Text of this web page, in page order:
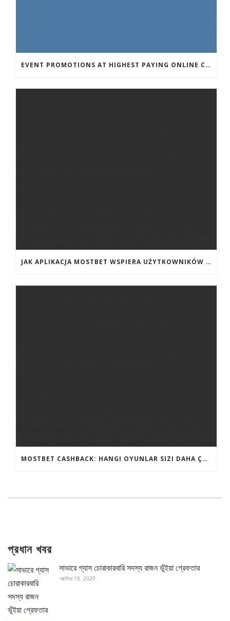
EVENT PROMOTIONS AT HIGHEST PAYING ONLINE CASINOS WITH BEST RTP
JAK APLIKACJA MOSTBET WSPIERA UŻYTKOWNIKÓW ANDROIDA?
MOSTBET CASHBACK: HANGI OYUNLAR SIZI DAHA ÇOX QAZANA BILƏR?
প্রধান খবর
সাভারে গ্যাস চোরাকারবারি সদস্য রাজন ভূঁইয়া গ্রেফতার
অক্টোবর 19, 2020